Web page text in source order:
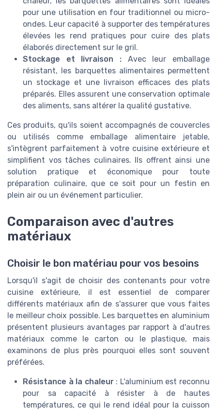
pour une utilisation en four traditionnel ou micro-
ondes. Leur capacité à supporter des températures
élevées les rend pratiques pour cuire des plats
élaborés directement sur le gril.
Stockage et livraison : Avec leur emballage
résistant, les barquettes alimentaires permettent
un stockage et une livraison efficaces des plats
préparés. Elles assurent une conservation optimale
des aliments, sans altérer la qualité gustative.
Ces produits, qu'ils soient accompagnés de couvercles
ou utilisés comme emballage alimentaire jetable,
s'intègrent parfaitement à votre cuisine extérieure et
simplifient vos tâches culinaires. Ils offrent ainsi une
solution pratique et économique pour toute
préparation culinaire, que ce soit pour un festin en
plein air ou un événement particulier.
Comparaison avec d'autres
matériaux
Choisir le bon matériau pour vos besoins
Lorsqu'il s'agit de choisir des contenants pour votre
cuisine extérieure, il est essentiel de comparer
différents matériaux afin de s'assurer que vous faites
le meilleur choix possible. Les barquettes en aluminium
présentent plusieurs avantages par rapport à d'autres
matériaux comme le carton ou le plastique, mais
examinons de plus près pourquoi elles sont souvent
préférées.
Résistance à la chaleur: L'aluminium est reconnu
pour sa capacité à résister à de hautes
températures, ce qui le rend idéal pour la cuisson